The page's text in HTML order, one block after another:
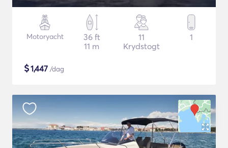
Motoryacht
36 ft
11 m
11
Krydstogt
1
$1,447 /dag